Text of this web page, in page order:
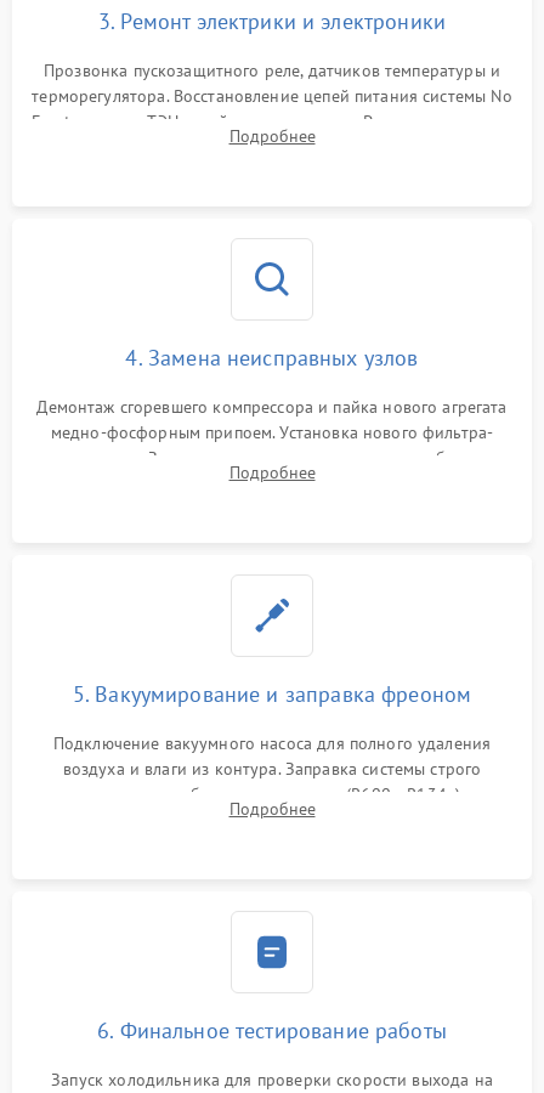
3. Ремонт электрики и электроники
Прозвонка пускозащитного реле, датчиков температуры и
терморегулятора. Восстановление цепей питания системы No
Frost, включая ТЭН оттайки и вентилятор. Ремонт или замена
платы управления при сбоях алгоритмов.
Подробнее
4. Замена неисправных узлов
Демонтаж сгоревшего компрессора и пайка нового агрегата
медно-фосфорным припоем. Установка нового фильтра-
осушителя. Замена изношенных вентиляторов обдува,
сломанных заслонок или поврежденных дверных петель.
Подробнее
5. Вакуумирование и заправка фреоном
Подключение вакуумного насоса для полного удаления
воздуха и влаги из контура. Заправка системы строго
дозированным объемом хладагента (R600a, R134a) по
электронным весам. Контроль рабочего давления в системе.
Подробнее
6. Финальное тестирование работы
Запуск холодильника для проверки скорости выхода на